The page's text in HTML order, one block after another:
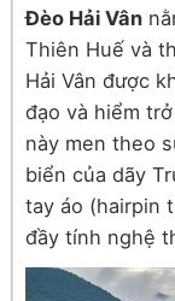
Đèo Hải Vân
Thiên Huế và
Hải Vân được
đạo và hiểm
này men theo
biển của dãy
tay áo (hairpin
đầy tính nghệ